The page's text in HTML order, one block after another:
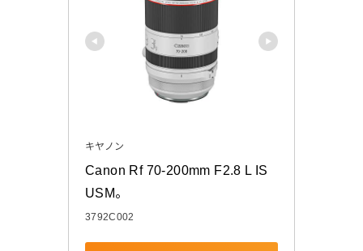
キヤノン
Canon Rf 70-200mm F2.8 L IS
USM。
3792C002